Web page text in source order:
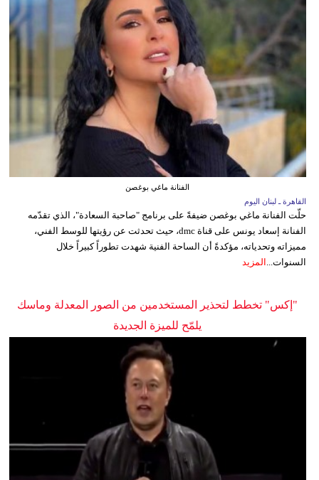
الفنانة ماغي بوغصن
القاهرة ـ لبنان اليوم
حلّت الفنانة ماغي بوغصن ضيفةً على برنامج "صاحبة السعادة"، الذي تقدّمه
الفنانة إسعاد يونس على قناة dmc، حيث تحدثت عن رؤيتها للوسط الفني،
مميزاته وتحدياته، مؤكدةً أن الساحة الفنية شهدت تطوراً كبيراً خلال
السنوات... المزيد
"إكس" تخطط لتحذير المستخدمين من الصور المعدلة وماسك
يلمّح للميزة الجديدة